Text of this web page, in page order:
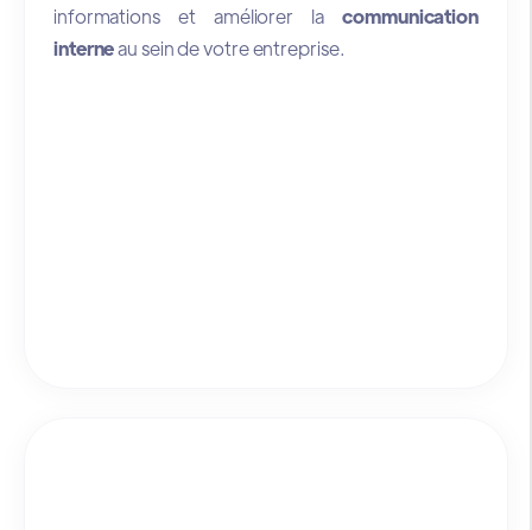
informations et améliorer lacommunication
interneau sein de votre entreprise.